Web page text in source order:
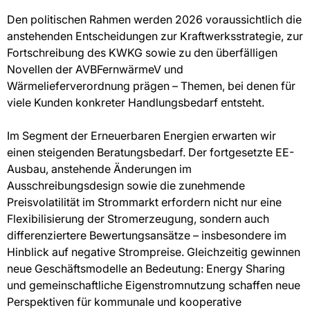
Den politischen Rahmen werden 2026 voraussichtlich die
anstehenden Entscheidungen zur Kraftwerksstrategie, zur
Fortschreibung des KWKG sowie zu den überfälligen
Novellen der AVBFernwärmeV und
Wärmelieferverordnung prägen – Themen, bei denen für
viele Kunden konkreter Handlungsbedarf entsteht.
Im Segment der Erneuerbaren Energien erwarten wir
einen steigenden Beratungsbedarf. Der fortgesetzte EE-
Ausbau, anstehende Änderungen im
Ausschreibungsdesign sowie die zunehmende
Preisvolatilität im Strommarkt erfordern nicht nur eine
Flexibilisierung der Stromerzeugung, sondern auch
differenziertere Bewertungsansätze – insbesondere im
Hinblick auf negative Strompreise. Gleichzeitig gewinnen
neue Geschäftsmodelle an Bedeutung: Energy Sharing
und gemeinschaftliche Eigenstromnutzung schaffen neue
Perspektiven für kommunale und kooperative